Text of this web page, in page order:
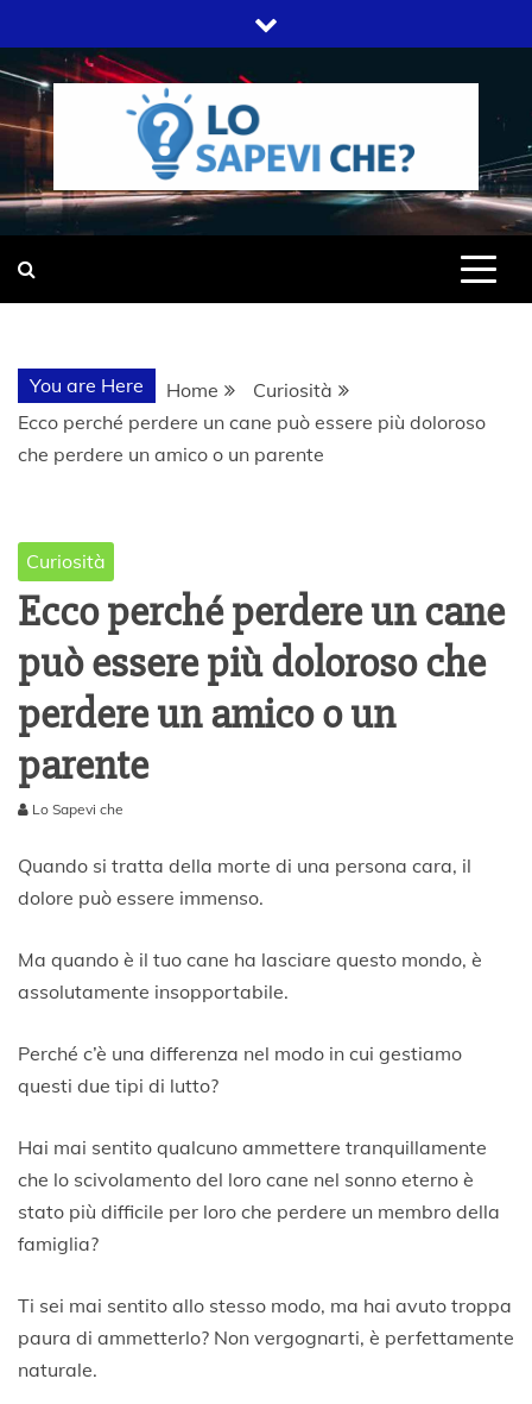
to
content
LO SAPEVI
CHE?
SITO WEB DEL GRUPPO LIFELIVE
You are Here Home
Curiosità
Ecco perché perdere un cane può essere più doloroso
che perdere un amico o un parente
Curiosità
Ecco perché perdere un cane
può essere più doloroso che
perdere un amico o un
parente
1
e
b
a
o
0
0
Lo Sapevi che
Quando si tratta della morte di una persona cara, il
dolore può essere immenso.
Ma quando è il tuo cane ha lasciare questo mondo, è
assolutamente insopportabile.
Perché c’è una differenza nel modo in cui gestiamo
questi due tipi di lutto?
Hai mai sentito qualcuno ammettere tranquillamente
che lo scivolamento del loro cane nel sonno eterno è
stato più difficile per loro che perdere un membro della
famiglia?
Ti sei mai sentito allo stesso modo, ma hai avuto troppa
paura di ammetterlo? Non vergognarti, è perfettamente
naturale.